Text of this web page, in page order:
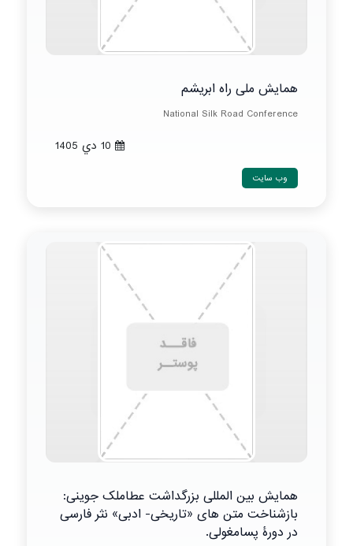
همایش ملی راه ابریشم
National Silk Road Conference
وب سایت
همایش بین المللی بزرگداشت عطاملک جوینی:
بازشناخت متن های «تاریخی- ادبی» نثر فارسی
در دورۀ پسامغولی.